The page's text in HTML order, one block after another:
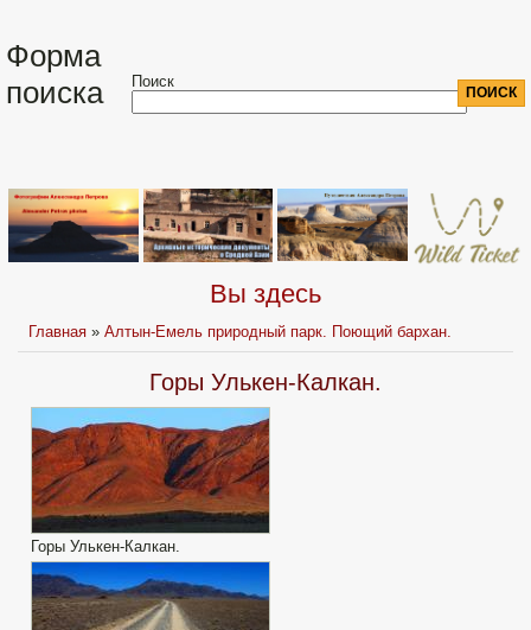
Форма
поиска
Поиск
Вы здесь
Главная »Алтын-Емель природный парк. Поющий бархан.
Горы Улькен-Калкан.
Горы Улькен-Калкан.